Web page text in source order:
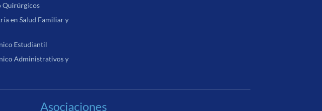
Quirúrgicos
en Salud Familiar y
Estudiantil
Administrativos y
Asociaciones